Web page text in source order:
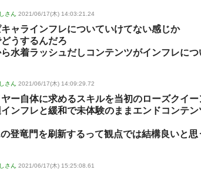
さん 2021/06/17(木) 14:03:21.24
ャラインフレについていけてない感じか
どうするんだろ
ら水着ラッシュだしコンテンツがインフレに
さん 2021/06/17(木) 14:09:29.72
ー自体に求めるスキルを当初のローズクイ
ンフレと緩和で未体験のままエンドコンテ
登竜門を刷新するって観点では結構良いと思
さん 2021/06/17(木) 15:25:08.61